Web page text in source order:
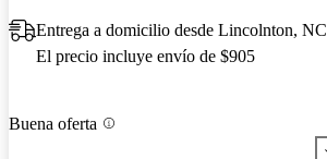
Entrega a domicilio desde Lincolnton, NC
El precio incluye envío de $905
Buena oferta